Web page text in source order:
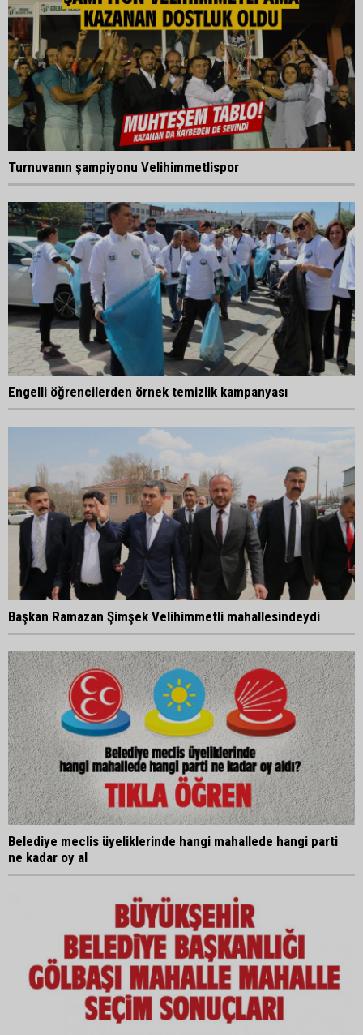
Turnuvanın şampiyonu Velihimmetlispor
Engelli öğrencilerden örnek temizlik kampanyası
Başkan Ramazan Şimşek Velihimmetli mahallesindeydi
Belediye meclis üyeliklerinde hangi mahallede hangi parti
ne kadar oy al